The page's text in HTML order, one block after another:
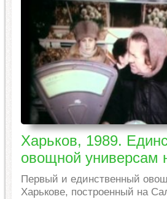
Харьков, 1989.
овощной универсам
Первый и единственный
Харькове, построенный на